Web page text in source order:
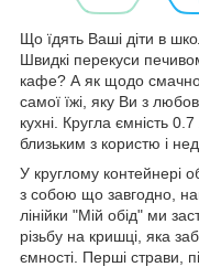
Що їдять Ваші діти в
Швидкі перекуси
кафе? А як щодо
самої їжі, яку Ви з
кухні. Кругла ємність
близьким з користю і
У круглому контейнері
з собою що завгодно,
лінійки "Мій обід" ми
різьбу на кришці, яка
ємності. Перші страви,